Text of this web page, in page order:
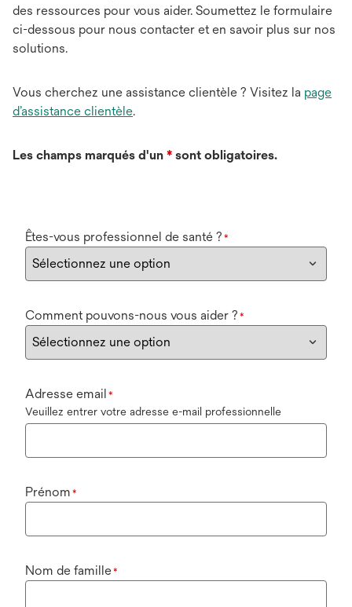
des ressources pour vous aider. Soumettez le formulaire
ci-dessous pour nous contacter et en savoir plus sur nos
solutions.
Vous cherchez une assistance clientèle ? Visitez la page
d’assistance clientèle.
Les champs marqués d'un * sont obligatoires.
Êtes-vous professionnel de santé ? *
Comment pouvons-nous vous aider ? *
Adresse email *
Veuillez entrer votre adresse e-mail professionnelle
Prénom *
Nom de famille*